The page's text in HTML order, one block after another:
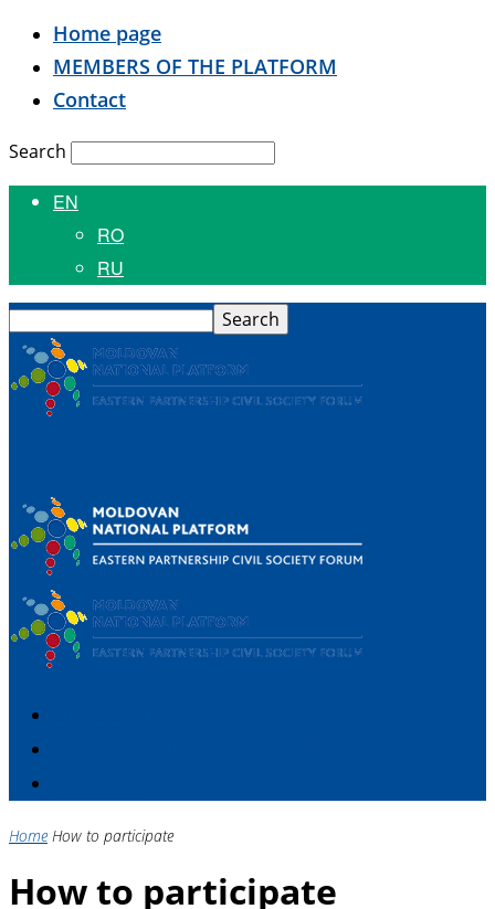
Home page
MEMBERS OF THE PLATFORM
Contact
Search
EN
RO
RU
Home How to participate
How to participate